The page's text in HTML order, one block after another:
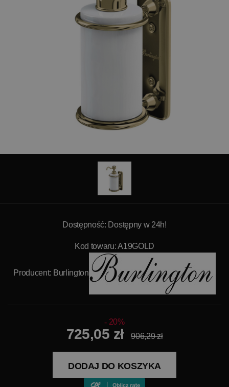
Dostępność: Dostępny w 24h!
Kod towaru: A19GOLD
Producent: Burlington
20%
725,05 zł 906,29 zł
DODAJ DO KOSZYKA